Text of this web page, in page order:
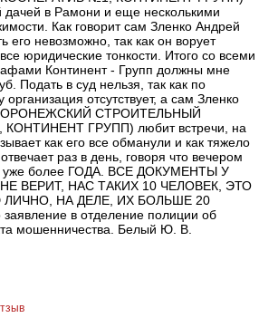
дачей в Рамони и еще несколькими
Как говорит сам Зленко Андрей
его невозможно, так как он ворует
юридические тонкости. Итого со всеми
Континент - Групп должны мне
Подать в суд нельзя, так как по
организация отсутствует, а сам Зленко
СТРОИТЕЛЬНЫЙ
ГРУПП) любит встречи, на
как его все обманули и как тяжело
раз в день, говоря что вечером
уже более ГОДА. ВСЕ ДОКУМЕНТЫ У
ВЕРИТ, НАС ТАКИХ 10 ЧЕЛОВЕК, ЭТО
НА ДЕЛЕ, ИХ БОЛЬШЕ 20
в отделение полиции об
мошенничества. Белый Ю. В.